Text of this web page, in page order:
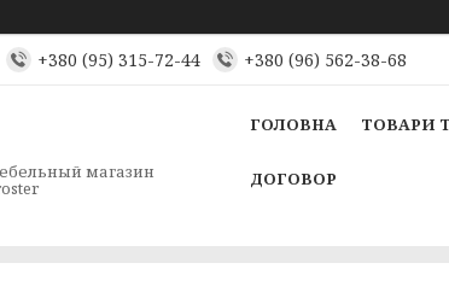
+380 (95) 315-72-44 +380 (96) 562-38-68
магазин
ГОЛОВНА ТОВАРИ
ДОГОВОР